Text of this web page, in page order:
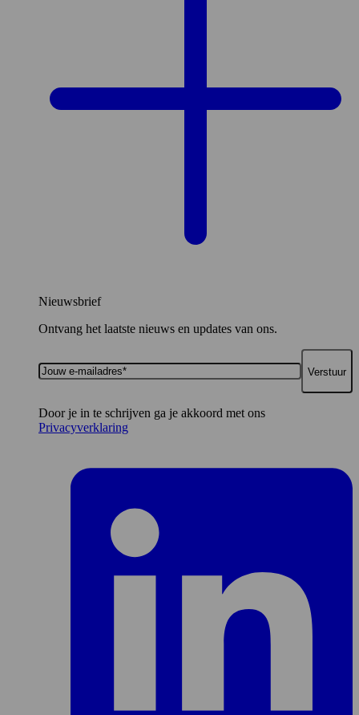
Nieuwsbrief
Ontvang het laatste nieuws en updates van ons.
Jouw
e-
Door je in te schrijven ga je akkoord met ons
Privacyverklaring